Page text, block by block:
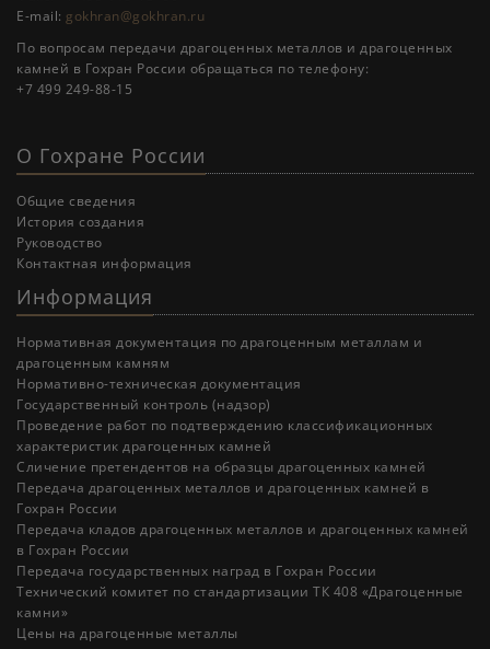
E-mail: gokhran@gokhran.ru
По вопросам передачи драгоценных металлов и драгоценных
камней в Гохран России обращаться по телефону:
+7 499 249-88-15
О Гохране России
Общие сведения
История создания
Руководство
Контактная информация
Информация
Нормативная документация по драгоценным металлам и
драгоценным камням
Нормативно-техническая документация
Государственный контроль (надзор)
Проведение работ по подтверждению классификационных
характеристик драгоценных камней
Cличение претендентов на образцы драгоценных камней
Передача драгоценных металлов и драгоценных камней в
Гохран России
Передача кладов драгоценных металлов и драгоценных камней
в Гохран России
Передача государственных наград в Гохран России
Технический комитет по стандартизации ТК 408 «Драгоценные
камни»
Цены на драгоценные металлы